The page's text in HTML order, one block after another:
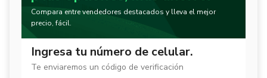
Compara entre vendedores destacados y lleva el mejor
precio, fácil.
Ingresa tu número de celular.
Te enviaremos un código de verificación